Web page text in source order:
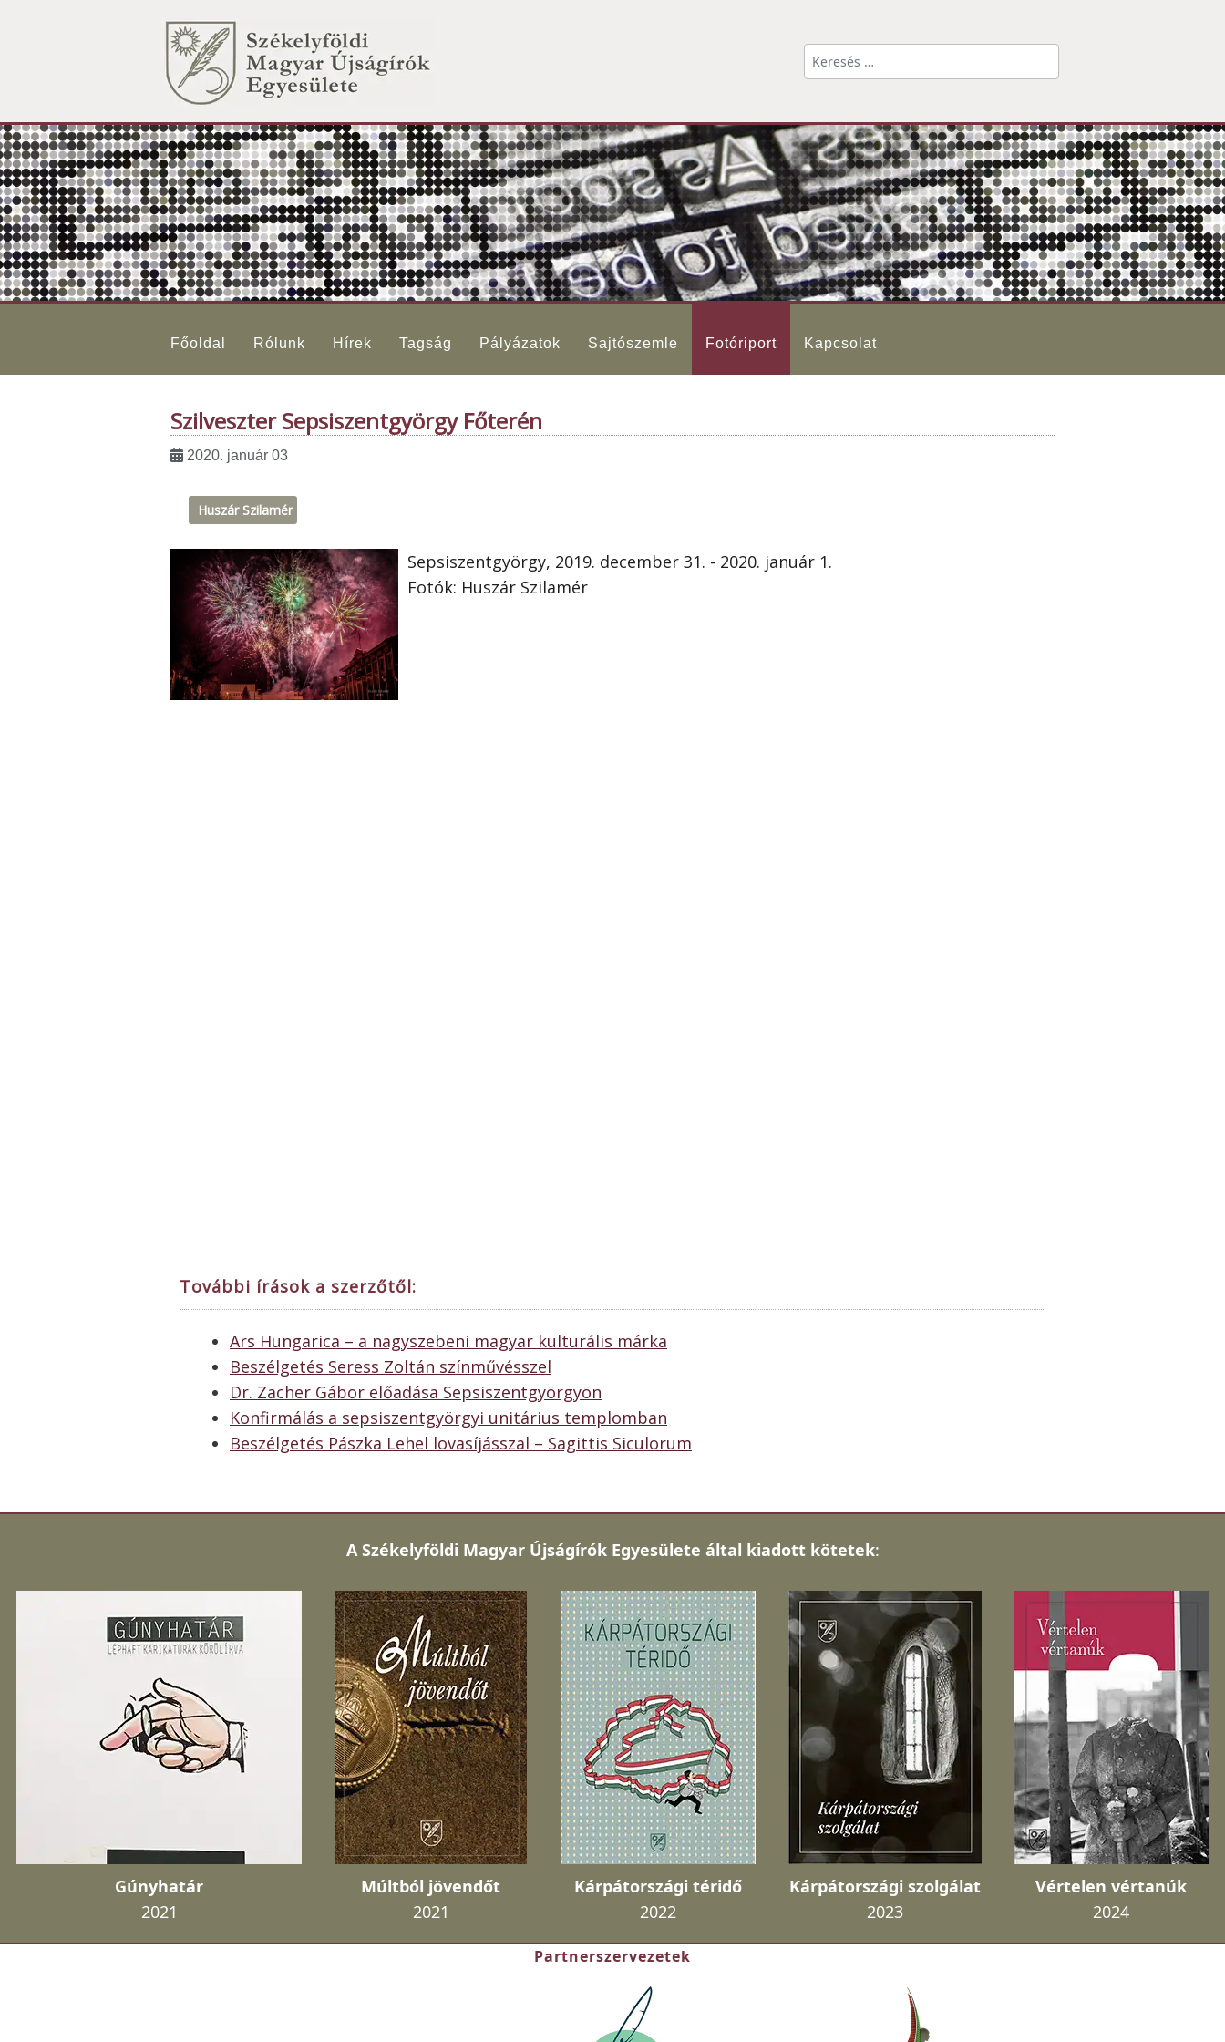
Főoldal Rólunk Hírek Tagság Pályázatok Sajtószemle Fotóriport Kapcsolat
Szilveszter Sepsiszentgyörgy Főterén
2020. január 03
Huszár Szilamér
Sepsiszentgyörgy, 2019. december 31. - 2020. január 1.
Fotók: Huszár Szilamér
További írások a szerzőtől:
Ars Hungarica – a nagyszebeni magyar kulturális márka
Beszélgetés Seress Zoltán színművésszel
Dr. Zacher Gábor előadása Sepsiszentgyörgyön
Konfirmálás a sepsiszentgyörgyi unitárius templomban
Beszélgetés Pászka Lehel lovasíjásszal – Sagittis Siculorum
A Székelyföldi Magyar Újságírók Egyesülete által kiadott kötetek:
Gúnyhatár
2021
Múltból jövendőt
2021
Kárpátországi téridő
2022
Kárpátországi szolgálat
2023
Vértelen vértanúk
2024
Partnerszervezetek